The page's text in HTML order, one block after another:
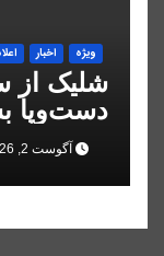
ویژه اخبار
شلیک از
دست‌وپا
ملی در
آگوست 2, 2026